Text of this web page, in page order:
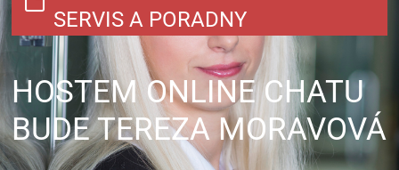
SERVIS A PORADNY
HOSTEM ONLINE CHATU
BUDE TEREZA MORAVOVÁ